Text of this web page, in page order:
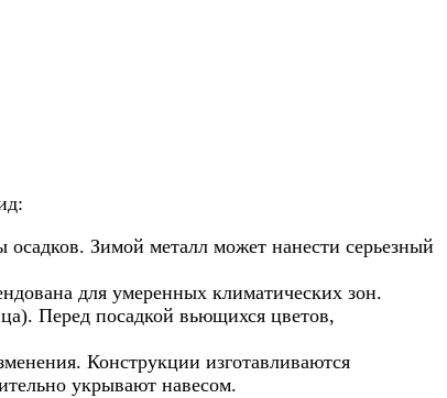
Зимой металл может нанести серьезный
для умеренных климатических зон.
Перед посадкой вьющихся цветов,
Конструкции изготавливаются
укрывают навесом.